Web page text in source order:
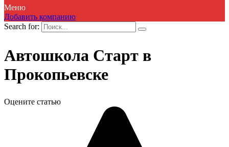
Меню
Добавить компанию
Search for:
Автошкола Старт в
Прокопьевске
Оцените статью